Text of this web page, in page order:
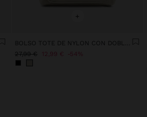
+
27,99 € 12,99 € 54%